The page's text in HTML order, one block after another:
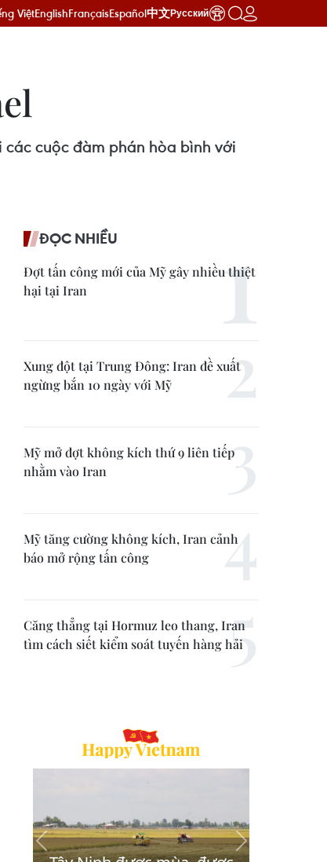
ViệtEnglishFrançaisEspañol中文Русский
cuộc đàm phán hòa bình với
ĐỌC NHIỀU
Đợt tấn công mới của Mỹ gây nhiều thiệt
hại tại Iran
Xung đột tại Trung Đông: Iran đề xuất
ngừng bắn 10 ngày với Mỹ
Mỹ mở đợt không kích thứ 9 liên tiếp
nhằm vào Iran
Mỹ tăng cường không kích, Iran cảnh
báo mở rộng tấn công
Căng thẳng tại Hormuz leo thang, Iran
tìm cách siết kiểm soát tuyến hàng hải